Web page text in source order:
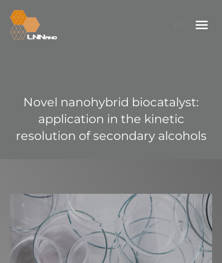
Search:
Novel nanohybrid biocatalyst:
application in the kinetic
resolution of secondary alcohols